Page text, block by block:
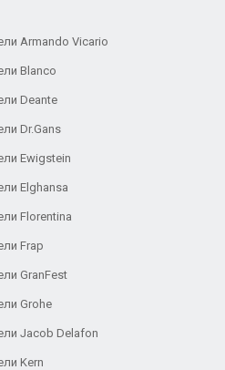
Armando Vicario
Blanco
Deante
Dr.Gans
Ewigstein
Elghansa
Florentina
Frap
GranFest
Grohe
Jacob Delafon
Kern